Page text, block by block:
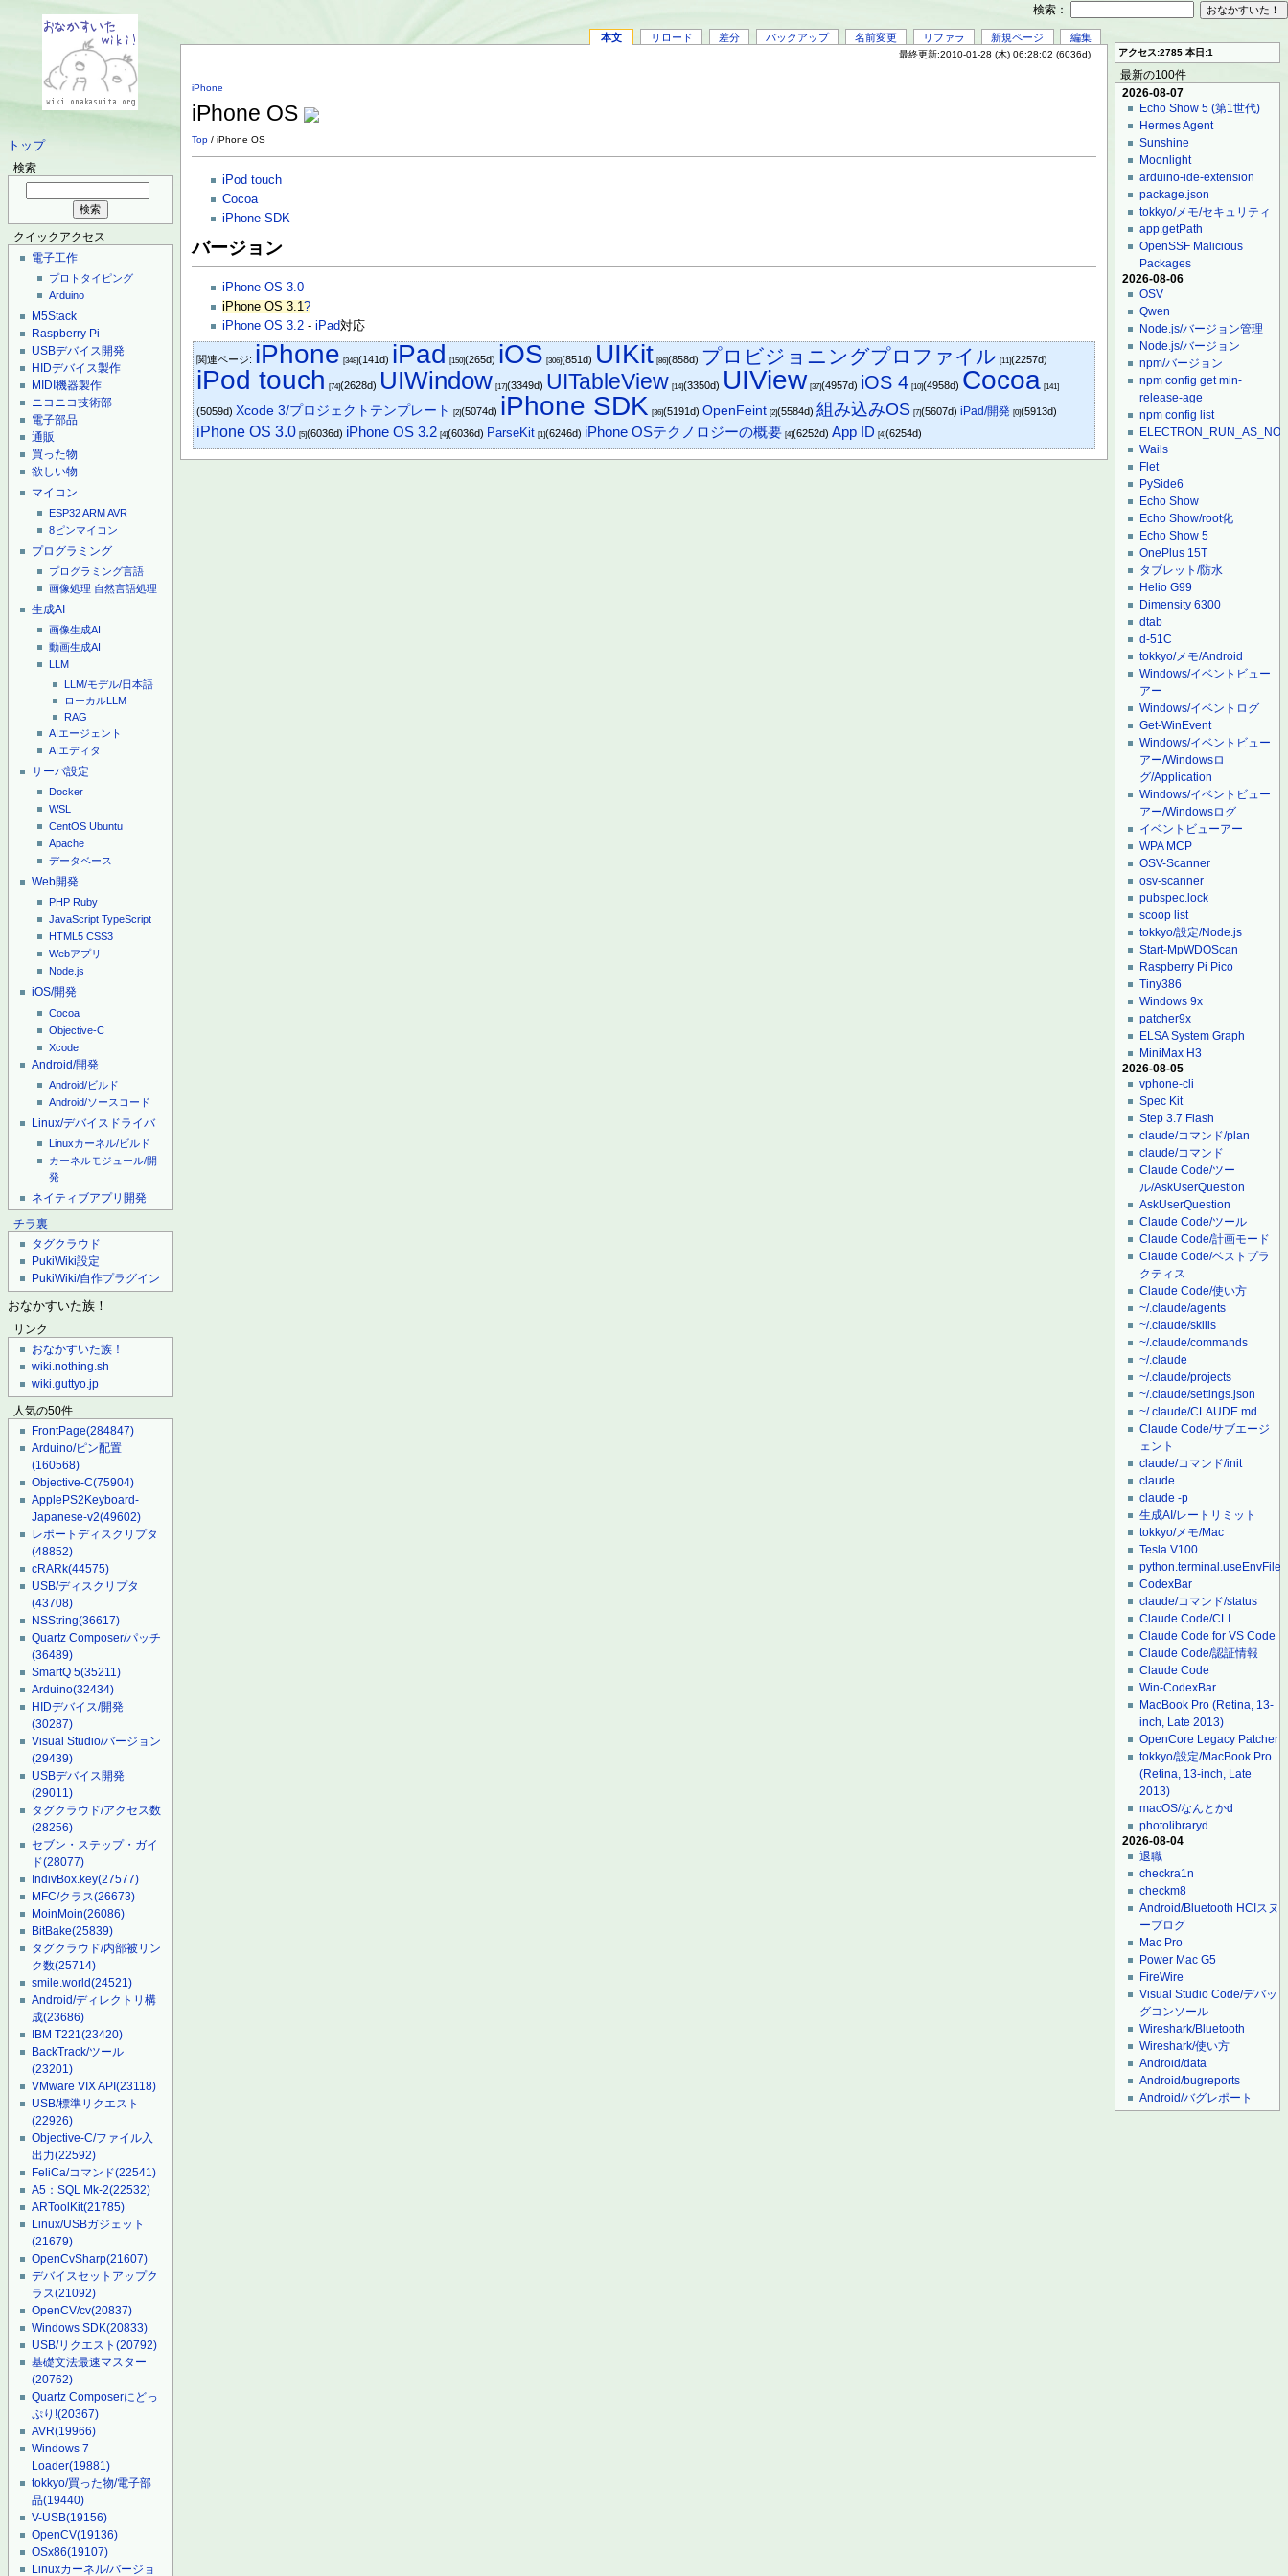
トップ
検索
クイックアクセス
電子工作
プロトタイピング
Arduino
M5Stack
Raspberry Pi
USBデバイス開発
HIDデバイス製作
MIDI機器製作
ニコニコ技術部
電子部品
通販
買った物
欲しい物
マイコン
ESP32ARMAVR
8ピンマイコン
プログラミング
プログラミング言語
画像処理 自然言語処理
生成AI
画像生成AI
動画生成AI
LLM
LLM/モデル/日本語
ローカルLLM
RAG
AIエージェント
AIエディタ
サーバ設定
Docker
WSL
CentOS Ubuntu
Apache
データベース
Web開発
PHP Ruby
JavaScript TypeScript
HTML5 CSS3
Webアプリ
Node.js
iOS/開発
Cocoa
Objective-C
Xcode
Android/開発
Android/ビルド
Android/ソースコード
Linux/デバイスドライバ
Linuxカーネル/ビルド
カーネルモジュール/開
発
ネイティブアプリ開発
チラ裏
タグクラウド
PukiWiki設定
PukiWiki/自作プラグイン
おなかすいた族！
リンク
おなかすいた族！
wiki.nothing.sh
wiki.guttyo.jp
人気の50件
FrontPage(284847)
Arduino/ピン配置
(160568)
Objective-C(75904)
ApplePS2Keyboard-
Japanese-v2(49602)
レポートディスクリプタ
(48852)
cRARk(44575)
USB/ディスクリプタ
(43708)
NSString(36617)
Quartz Composer/パッチ
(36489)
SmartQ 5(35211)
Arduino(32434)
HIDデバイス/開発
(30287)
Visual Studio/バージョン
(29439)
USBデバイス開発
(29011)
タグクラウド/アクセス数
(28256)
セブン・ステップ・ガイ
ド(28077)
IndivBox.key(27577)
MFC/クラス(26673)
MoinMoin(26086)
BitBake(25839)
タグクラウド/内部被リン
ク数(25714)
smile.world(24521)
Android/ディレクトリ構
成(23686)
IBM T221(23420)
BackTrack/ツール
(23201)
VMware VIX API(23118)
USB/標準リクエスト
(22926)
Objective-C/ファイル入
出力(22592)
FeliCa/コマンド(22541)
A5：SQL Mk-2(22532)
ARToolKit(21785)
Linux/USBガジェット
(21679)
OpenCvSharp(21607)
デバイスセットアップク
ラス(21092)
OpenCV/cv(20837)
Windows SDK(20833)
USB/リクエスト(20792)
基礎文法最速マスター
(20762)
Quartz Composerにどっ
ぷり!(20367)
AVR(19966)
Windows 7
Loader(19881)
tokkyo/買った物/電子部
品(19440)
V-USB(19156)
OpenCV(19136)
OSx86(19107)
Linuxカーネル/バージョ
本文 リロード 差分 バックアップ 名前変更 リファラ 新規ページ 編集
最終更新:2010-01-28 (木) 06:28:02 (6036d)
iPhone
iPhone OS
Top / iPhone OS
iPod touch
Cocoa
iPhone SDK
バージョン
iPhone OS 3.0
iPhone OS 3.1?
iPhone OS 3.2 -iPad対応
関連ページ: iPhone [348](141d) iPad [150](265d) iOS [306](851d) UIKit [86](858d) プロビジョニングプロファイル [11](2257d)
iPod touch [74](2628d) UIWindow [17](3349d) UITableView [14](3350d) UIView [37](4957d) iOS 4 [10](4958d) Cocoa [141]
(5059d) Xcode 3/プロジェクトテンプレート [2](5074d) iPhone SDK [36](5191d)OpenFeint [2](5584d)組み込みOS [7](5607d)iPad/開発 [0](5913d)
iPhone OS 3.0 [5](6036d) iPhone OS 3.2 [4](6036d) ParseKit [1](6246d) iPhone OSテクノロジーの概要 [4](6252d)App ID [4](6254d)
アクセス:2785 本日:1
最新の100件
2026-08-07
Echo Show 5 (第1世代)
Hermes Agent
Sunshine
Moonlight
arduino-ide-extension
package.json
tokkyo/メモ/セキュリティ
app.getPath
OpenSSF Malicious
Packages
2026-08-06
OSV
Qwen
Node.js/バージョン管理
Node.js/バージョン
npm/バージョン
npm config get min-
release-age
npm config list
Wails
Flet
PySide6
Echo Show
Echo Show/root化
Echo Show 5
OnePlus 15T
タブレット/防水
Helio G99
Dimensity 6300
dtab
d-51C
tokkyo/メモ/Android
Windows/イベントビュー
アー
Windows/イベントログ
Get-WinEvent
Windows/イベントビュー
アー/Windowsロ
グ/Application
Windows/イベントビュー
アー/Windowsログ
イベントビューアー
WPA MCP
OSV-Scanner
osv-scanner
pubspec.lock
scoop list
tokkyo/設定/Node.js
Start-MpWDOScan
Raspberry Pi Pico
Tiny386
Windows 9x
patcher9x
ELSA System Graph
MiniMax H3
2026-08-05
vphone-cli
Spec Kit
Step 3.7 Flash
claude/コマンド/plan
claude/コマンド
Claude Code/ツー
ル/AskUserQuestion
AskUserQuestion
Claude Code/ツール
Claude Code/計画モード
Claude Code/ベストプラ
クティス
Claude Code/使い方
~/.claude/agents
~/.claude/skills
~/.claude/commands
~/.claude
~/.claude/projects
~/.claude/settings.json
~/.claude/CLAUDE.md
Claude Code/サブエージ
ェント
claude/コマンド/init
claude
claude -p
生成AI/レートリミット
tokkyo/メモ/Mac
Tesla V100
python.terminal.useEnvFile
CodexBar
claude/コマンド/status
Claude Code/CLI
Claude Code for VS Code
Claude Code/認証情報
Claude Code
Win-CodexBar
MacBook Pro (Retina, 13-
inch, Late 2013)
OpenCore Legacy Patcher
tokkyo/設定/MacBook Pro
(Retina, 13-inch, Late
2013)
macOS/なんとかd
photolibraryd
2026-08-04
退職
checkra1n
checkm8
Android/Bluetooth HCIスヌ
ープログ
Mac Pro
Power Mac G5
FireWire
Visual Studio Code/デバッ
グコンソール
Wireshark/Bluetooth
Wireshark/使い方
Android/data
Android/bugreports
Android/バグレポート
検索：